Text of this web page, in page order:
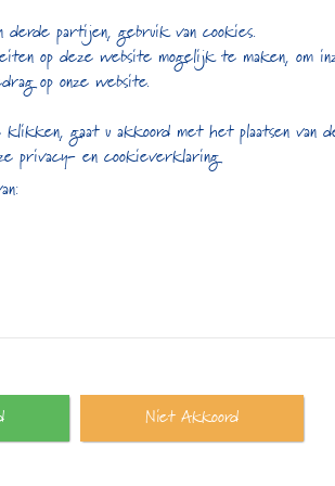
producten
partijen, gebruik van cookies.
op deze website mogelijk te maken, om
op onze website.
klikken, gaat u akkoord met het plaatsen van
privacy- en cookieverklaring
Niet Akkoord